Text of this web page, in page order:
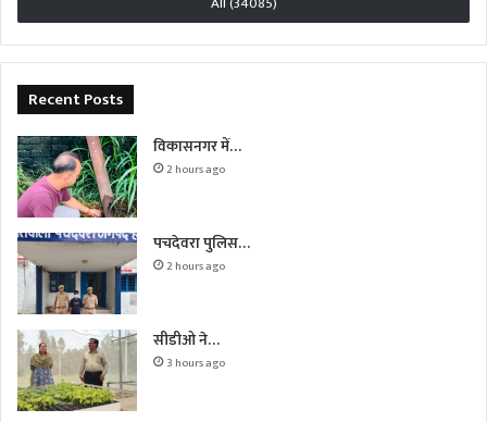
Recent Posts
विकासनगर में…
2 hours ago
पचदेवरा पुलिस…
2 hours ago
सीडीओ ने…
3 hours ago